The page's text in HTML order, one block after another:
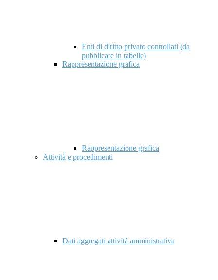
Enti di diritto privato controllati (da
pubblicare in tabelle)
Rappresentazione grafica
Rappresentazione grafica
Attività e procedimenti
Dati aggregati attività amministrativa